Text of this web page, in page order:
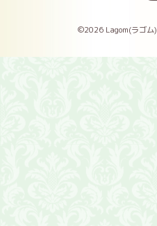
©2026 Lagom(ラゴム)